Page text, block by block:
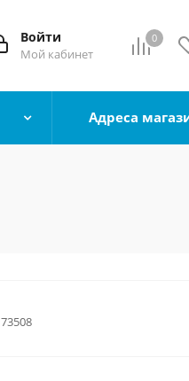
0
Войти
Мой кабинет
Адреса
73508